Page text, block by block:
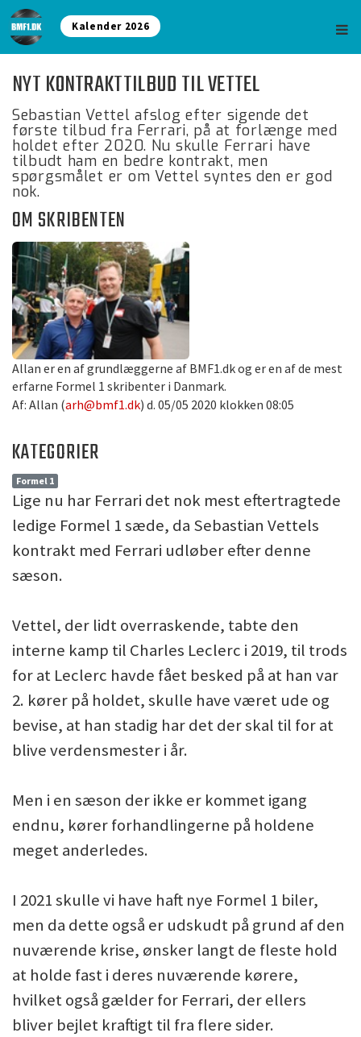
Kalender 2026
NYT KONTRAKTTILBUD TIL VETTEL
Sebastian Vettel afslog efter sigende det
første tilbud fra Ferrari, på at forlænge med
holdet efter 2020. Nu skulle Ferrari have
tilbudt ham en bedre kontrakt, men
spørgsmålet er om Vettel syntes den er god
nok.
OM SKRIBENTEN
Allan er en af grundlæggerne af BMF1.dk og er en af de mest
erfarne Formel 1 skribenter i Danmark.
Af: Allan (arh@bmf1.dk) d. 05/05 2020 klokken 08:05
KATEGORIER
Formel 1
Lige nu har Ferrari det nok mest eftertragtede
ledige Formel 1 sæde, da Sebastian Vettels
kontrakt med Ferrari udløber efter denne
sæson.
Vettel, der lidt overraskende, tabte den
interne kamp til Charles Leclerc i 2019, til trods
for at Leclerc havde fået besked på at han var
2. kører på holdet, skulle have været ude og
bevise, at han stadig har det der skal til for at
blive verdensmester i år.
Men i en sæson der ikke er kommet igang
endnu, kører forhandlingerne på holdene
meget anderledes.
I 2021 skulle vi have haft nye Formel 1 biler,
men da dette også er udskudt på grund af den
nuværende krise, ønsker langt de fleste hold
at holde fast i deres nuværende kørere,
hvilket også gælder for Ferrari, der ellers
bliver bejlet kraftigt til fra flere sider.